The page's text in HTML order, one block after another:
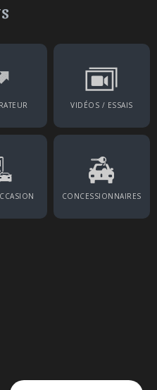
VIDÉOS / ESSAIS
CONCESSIONNAIRES